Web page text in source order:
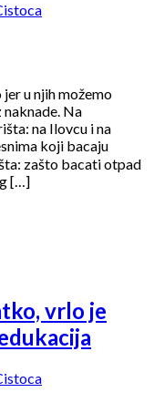
u njih možemo
Na
na Ilovcu i na
koji bacaju
zašto bacati otpad
[…]
vrlo je